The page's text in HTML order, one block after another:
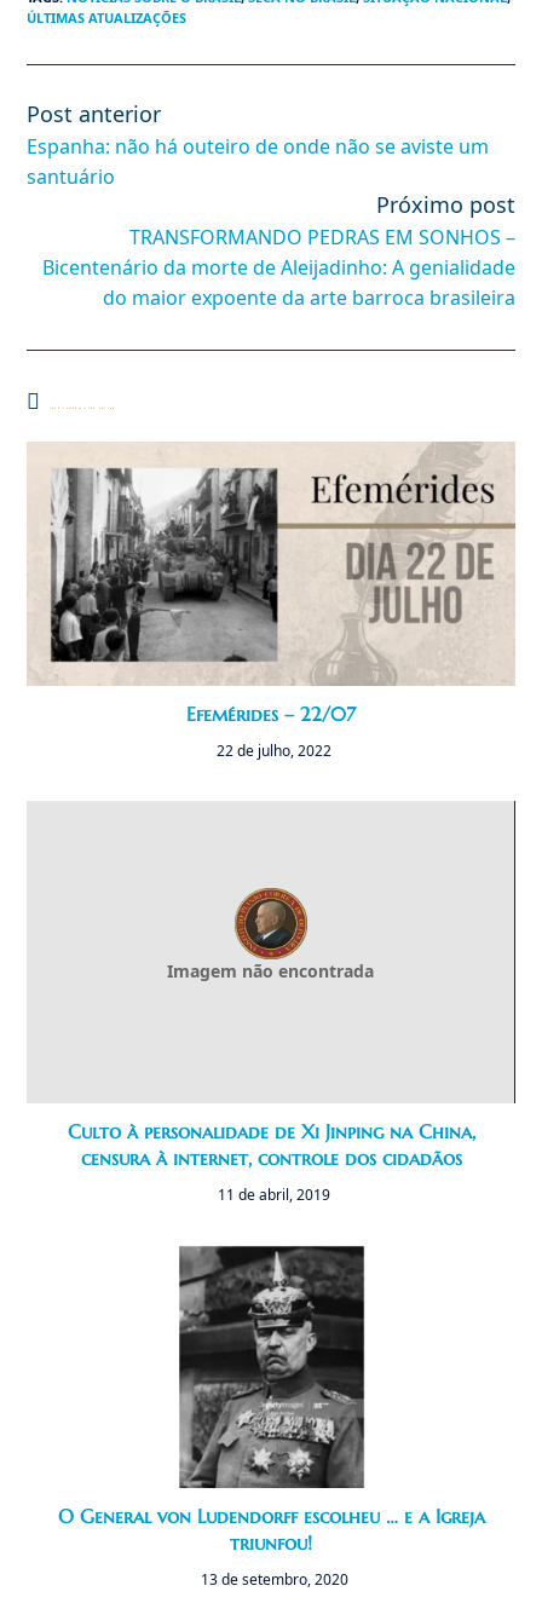
ÚLTIMAS ATUALIZAÇÕES
Leia
mais
artigos
Post anterior
Espanha: não há outeiro de onde não se aviste um
santuário
Próximo post
TRANSFORMANDO PEDRAS EM SONHOS –
Bicentenário da morte de Aleijadinho: A genialidade
do maior expoente da arte barroca brasileira
Você também pode gostar
Efemérides – 22/07
22 de julho, 2022
Imagem não encontrada
Culto à personalidade de Xi Jinping na China,
censura à internet, controle dos cidadãos
11 de abril, 2019
O General von Ludendorff escolheu … e a Igreja
triunfou!
13 de setembro, 2020